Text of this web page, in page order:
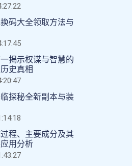
码大全领取方法与
揭示权谋与智慧的
史真相
探秘全新副本与装
程、主要成分及其
用分析